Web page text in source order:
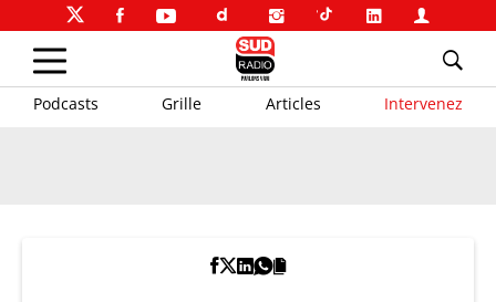
Podcasts Grille Articles Intervenez